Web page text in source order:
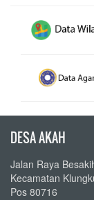
DESA AKAH
Jalan Raya
Kecamatan
Pos 80716